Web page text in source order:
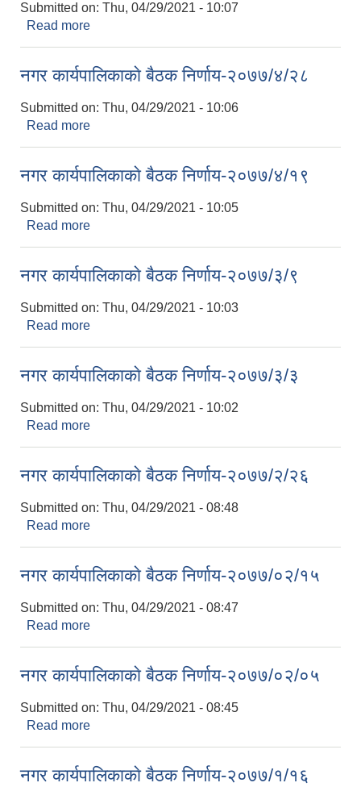
Submitted on: Thu, 04/29/2021 - 10:07
Read more
नगर कार्यपालिकाकाे बैठक निर्णाय-२०७७/४/२८
Submitted on: Thu, 04/29/2021 - 10:06
Read more
नगर कार्यपालिकाकाे बैठक निर्णाय-२०७७/४/१९
Submitted on: Thu, 04/29/2021 - 10:05
Read more
नगर कार्यपालिकाकाे बैठक निर्णाय-२०७७/३/९
Submitted on: Thu, 04/29/2021 - 10:03
Read more
नगर कार्यपालिकाकाे बैठक निर्णाय-२०७७/३/३
Submitted on: Thu, 04/29/2021 - 10:02
Read more
नगर कार्यपालिकाकाे बैठक निर्णाय-२०७७/२/२६
Submitted on: Thu, 04/29/2021 - 08:48
Read more
नगर कार्यपालिकाकाे बैठक निर्णाय-२०७७/०२/१५
Submitted on: Thu, 04/29/2021 - 08:47
Read more
नगर कार्यपालिकाकाे बैठक निर्णाय-२०७७/०२/०५
Submitted on: Thu, 04/29/2021 - 08:45
Read more
नगर कार्यपालिकाकाे बैठक निर्णाय-२०७७/१/१६